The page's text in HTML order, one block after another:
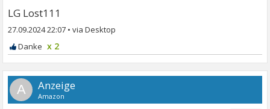
LG Lost111
27.09.2024 22:07 •
x 2
A